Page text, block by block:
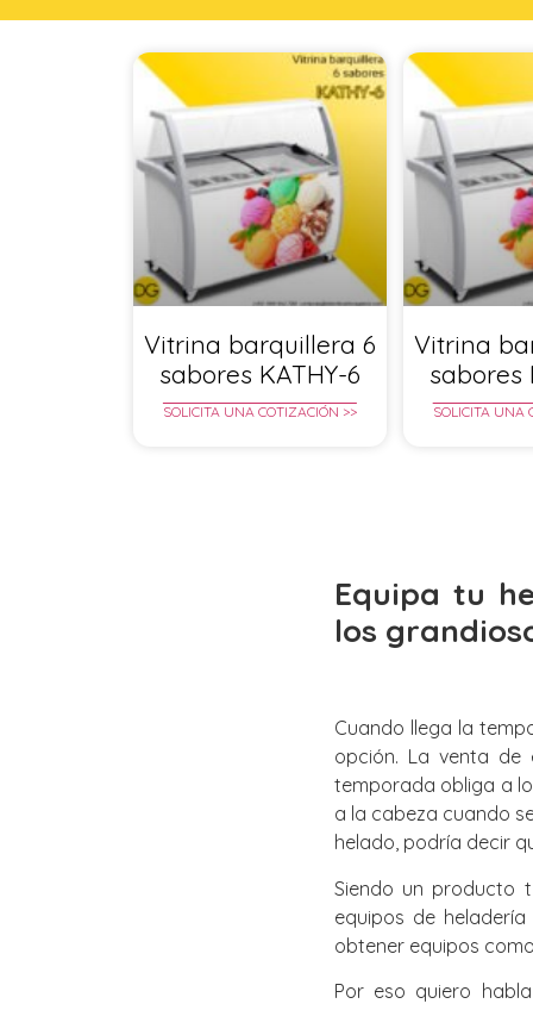
Vitrina barquillera 6
sabores KATHY-6
SOLICITA UNA COTIZACIÓN >>
Vitrina
sabores
SOLICITA UNA
Equipa tu
los
Cuando llega la
opción. La venta
temporada obliga a
a la cabeza cuando
helado, podría decir
Siendo un producto
equipos de
obtener equipos
Por eso quiero